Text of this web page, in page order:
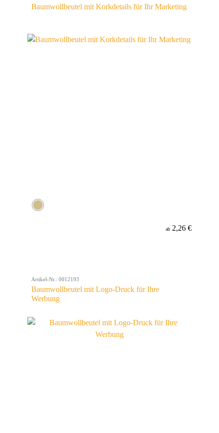
Baumwollbeutel mit Korkdetails für Ihr Marketing
ab 2,26 €
Artikel-Nr.: 0012193
Baumwollbeutel mit Logo-Druck für Ihre
Werbung